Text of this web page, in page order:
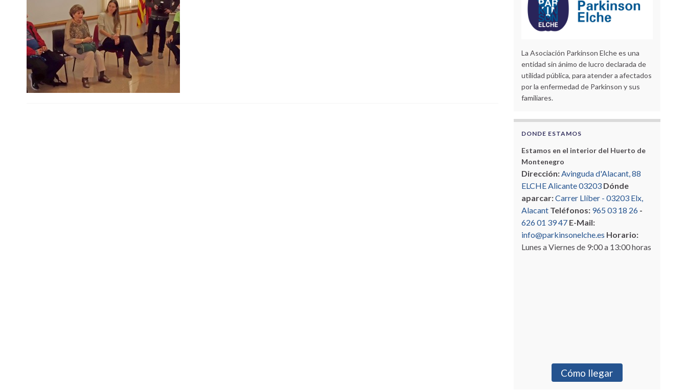
La Asociación Parkinson Elche es una
entidad sin ánimo de lucro declarada de
utilidad pública, para atender a afectados
por la enfermedad de Parkinson y sus
familiares.
DONDE ESTAMOS
Estamos en el interior del Huerto de
Montenegro
Dirección:Avinguda d'Alacant, 88
ELCHE Alicante 03203 Dónde
aparcar:Carrer Llíber - 03203 Elx,
Alacant Teléfonos: 965 03 18 26-
626 01 39 47 E-Mail:
info@parkinsonelche.es Horario:
Lunes a Viernes de 9:00 a 13:00 horas
Cómo llegar